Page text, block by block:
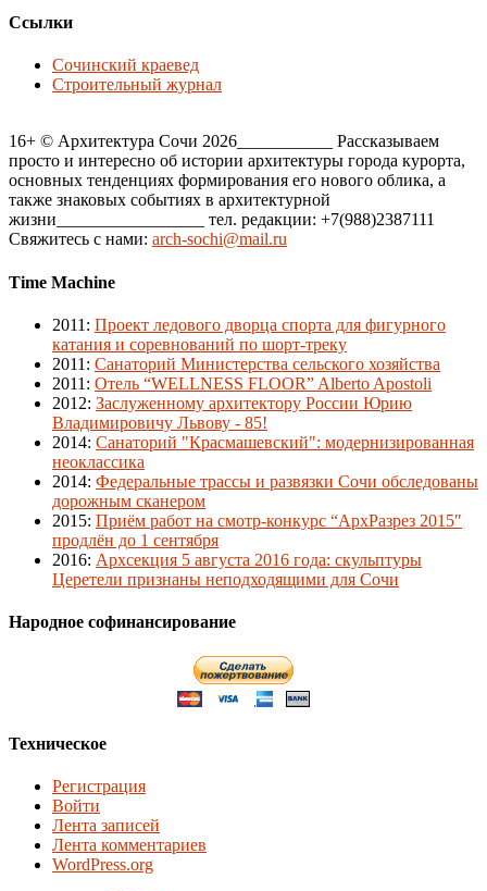
Ссылки
Сочинский краевед
Строительный журнал
16+ © Архитектура Сочи 2026___________ Рассказываем
просто и интересно об истории архитектуры города курорта,
основных тенденциях формирования его нового облика, а
также знаковых событиях в архитектурной
жизни_________________ тел. редакции: +7(988)2387111
Свяжитесь с нами: arch-sochi@mail.ru
Time Machine
2011 : Проект ледового дворца спорта для фигурного
катания и соревнований по шорт-треку
2011 : Санаторий Министерства сельского хозяйства
2011 : Отель “WELLNESS FLOOR” Alberto Apostoli
2012: Заслуженному архитектору России Юрию
Владимировичу Львову - 85!
2014: Санаторий "Красмашевский": модернизированная
неоклассика
2014: Федеральные трассы и развязки Сочи обследованы
дорожным сканером
2015: Приём работ на смотр-конкурс “АрхРазрез 2015″
продлён до 1 сентября
2016: Архсекция 5 августа 2016 года: скульптуры
Церетели признаны неподходящими для Сочи
Народное софинансирование
Техническое
Регистрация
Войти
Лента записей
Лента комментариев
WordPress.org